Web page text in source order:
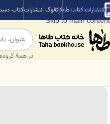
Skip to navigation
Skip to main content
انتشارات کتاب طهکاتالوگ انتشاراتکتاب
در همهٔ